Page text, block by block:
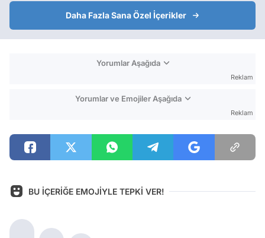
Daha Fazla Sana Özel İçerikler
Yorumlar Aşağıda
Reklam
Yorumlar ve Emojiler Aşağıda
Reklam
BU İÇERİĞE EMOJİYLE TEPKİ VER!